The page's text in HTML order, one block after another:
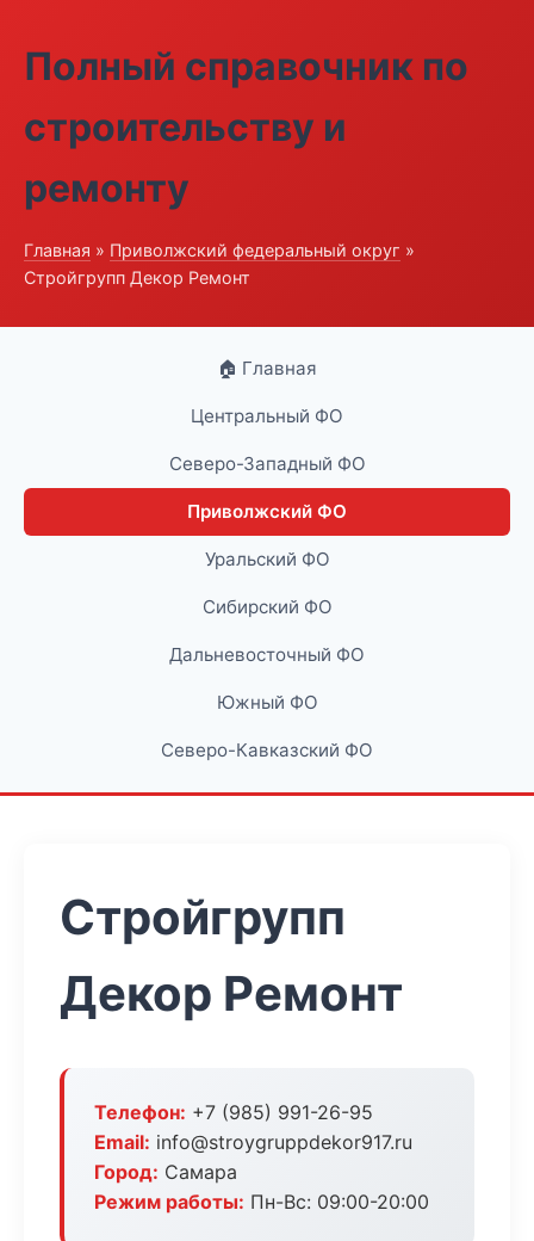
Полный справочник по
строительству и
ремонту
Главная » Приволжский федеральный округ »
Стройгрупп Декор Ремонт
🏠 Главная
Центральный ФО
Северо-Западный ФО
Приволжский ФО
Уральский ФО
Сибирский ФО
Дальневосточный ФО
Южный ФО
Северо-Кавказский ФО
Стройгрупп
Декор Ремонт
Телефон: +7 (985) 991-26-95
Email: info@stroygruppdekor917.ru
Город: Самара
Режим работы: Пн-Вс: 09:00-20:00